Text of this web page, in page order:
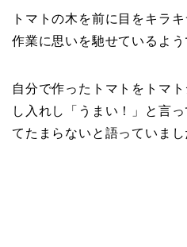
トマトの木を前に目をキラ
作業に思いを馳せているよ
自分で作ったトマトをトマ
し入れし「うまい！」と言
てたまらないと語っていまし